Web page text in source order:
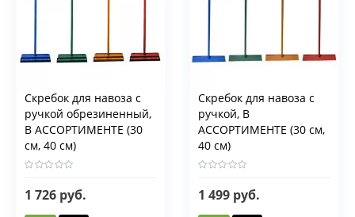
Скребок для навоза с
ручкой обрезиненный,
В АССОРТИМЕНТЕ (30
см, 40 см)
1 726 руб.
Скребок для навоза с
ручкой, В
АССОРТИМЕНТЕ (30 см,
40 см)
1 499 руб.